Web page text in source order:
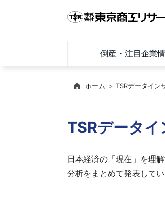
倒産・注目企業
ホーム TSRデータイン
TSRデータイ
日本経済の「現在」を理
分析をまとめて発表してい